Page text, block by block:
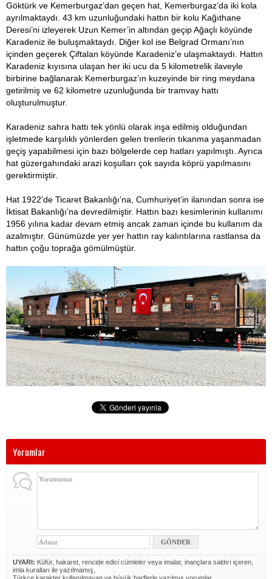
Göktürk ve Kemerburgaz’dan geçen hat, Kemerburgaz’da iki kola
ayrılmaktaydı. 43 km uzunluğundaki hattın bir kolu Kağıthane
Deresi’ni izleyerek Uzun Kemer’in altından geçip Ağaçlı köyünde
Karadeniz ile buluşmaktaydı. Diğer kol ise Belgrad Ormanı’nın
içinden geçerek Çiftalan köyünde Karadeniz’e ulaşmaktaydı. Hattın
Karadeniz kıyısına ulaşan her iki ucu da 5 kilometrelik ilaveyle
birbirine bağlanarak Kemerburgaz’ın kuzeyinde bir ring meydana
getirilmiş ve 62 kilometre uzunluğunda bir tramvay hattı
oluşturulmuştur.
Karadeniz sahra hattı tek yönlü olarak inşa edilmiş olduğundan
işletmede karşılıklı yönlerden gelen trenlerin tıkanma yaşanmadan
geçiş yapabilmesi için bazı bölgelerde cep hatları yapılmıştı. Ayrıca
hat güzergahındaki arazi koşulları çok sayıda köprü yapılmasını
gerektirmiştir.
Hat 1922’de Ticaret Bakanlığı’na, Cumhuriyet’in ilanından sonra ise
İktisat Bakanlığı’na devredilmiştir. Hattın bazı kesimlerinin kullanımı
1956 yılına kadar devam etmiş ancak zaman içinde bu kullanım da
azalmıştır. Günümüzde yer yer hattın ray kalıntılarına rastlansa da
hattın çoğu toprağa gömülmüştür.
Yorumlar
UYARI: Küfür, hakaret, rencide edici cümleler veya imalar, inançlara saldırı içeren,
imla kuralları ile yazılmamış,